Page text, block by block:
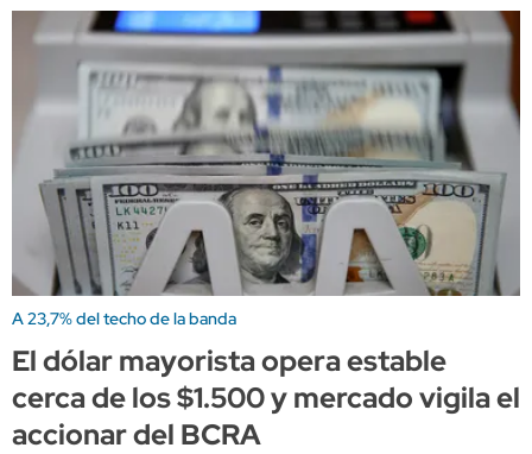
A 23,7% del techo de la banda
El dólar mayorista opera estable
cerca de los $1.500 y mercado vigila el
accionar del BCRA